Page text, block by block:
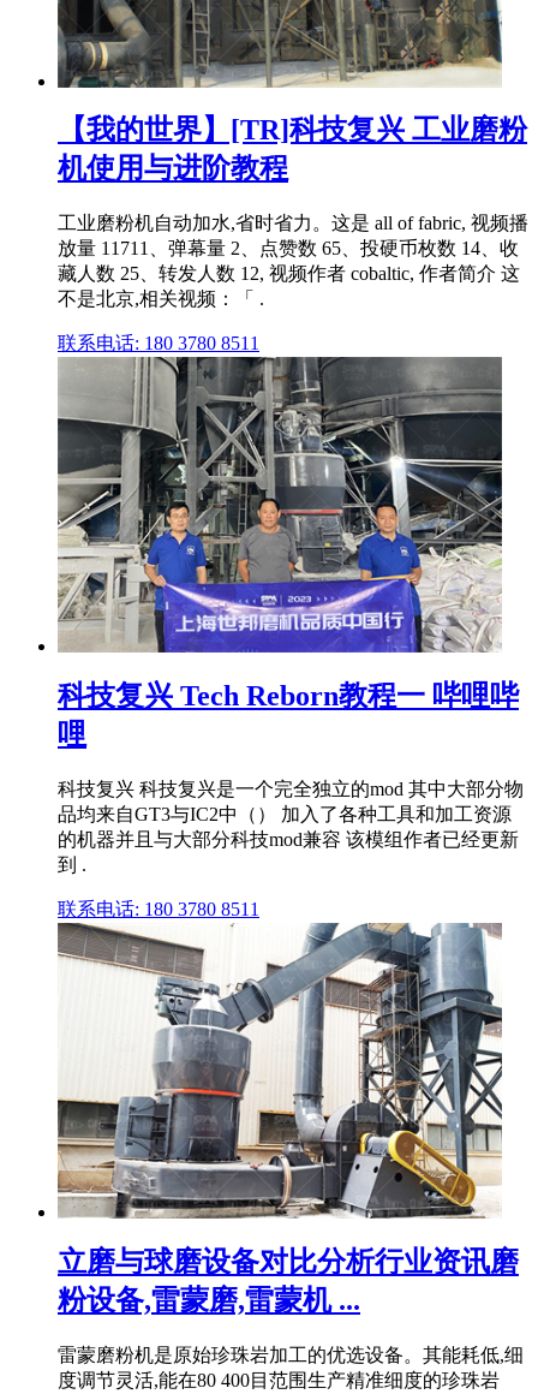
【我的世界】[TR]科技复兴 工业磨粉
机使用与进阶教程
工业磨粉机自动加水,省时省力。这是 all of fabric, 视频播
放量 11711、弹幕量 2、点赞数 65、投硬币枚数 14、收
藏人数 25、转发人数 12, 视频作者 cobaltic, 作者简介 这
不是北京,相关视频：「 .
联系电话: 180 3780 8511
科技复兴 Tech Reborn教程一 哔哩哔
哩
科技复兴 科技复兴是一个完全独立的mod 其中大部分物
品均来自GT3与IC2中（） 加入了各种工具和加工资源
的机器并且与大部分科技mod兼容 该模组作者已经更新
到 .
联系电话: 180 3780 8511
立磨与球磨设备对比分析行业资讯磨
粉设备,雷蒙磨,雷蒙机 ...
雷蒙磨粉机是原始珍珠岩加工的优选设备。其能耗低,细
度调节灵活,能在80 400目范围生产精准细度的珍珠岩